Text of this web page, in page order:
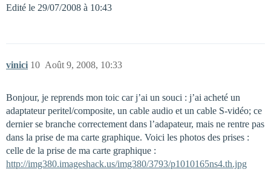
Edité le 29/07/2008 à 10:43
vinici Août 9, 2008, 10:33
10
Bonjour, je reprends mon toic car j’ai un souci : j’ai acheté un
adaptateur peritel/composite, un cable audio et un cable S-vidéo; ce
dernier se branche correctement dans l’adapateur, mais ne rentre pas
dans la prise de ma carte graphique. Voici les photos des prises :
celle de la prise de ma carte graphique :
http://img380.imageshack.us/img380/3793/p1010165ns4.th.jpg